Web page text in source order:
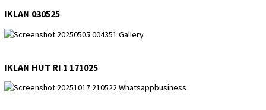
IKLAN 030525
IKLAN HUT RI 1 171025